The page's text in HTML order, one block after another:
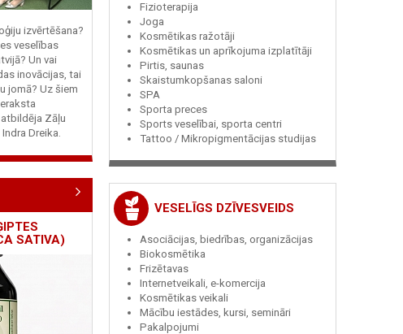
izvērtēšana?
veselības
Un vai
inovācijas, tai
jomā? Uz šiem
Zāļu
Dreika.
SATIVA)
Fizioterapija
Joga
Kosmētikas ražotāji
Kosmētikas un aprīkojuma izplatītāji
Pirtis, saunas
Skaistumkopšanas saloni
SPA
Sporta preces
Sports veselībai, sporta centri
Tattoo / Mikropigmentācijas studijas
VESELĪGS DZĪVESVEIDS
Asociācijas, biedrības, organizācijas
Biokosmētika
Frizētavas
Internetveikali, e-komercija
Kosmētikas veikali
Mācību iestādes, kursi, semināri
Pakalpojumi